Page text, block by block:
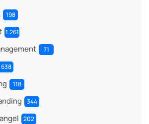
198
1.261
71
638
118
344
202